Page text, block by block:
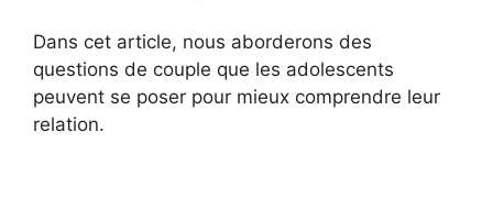
Dans cet article, nous aborderons des
questions de couple que les adolescents
peuvent se poser pour mieux comprendre leur
relation.